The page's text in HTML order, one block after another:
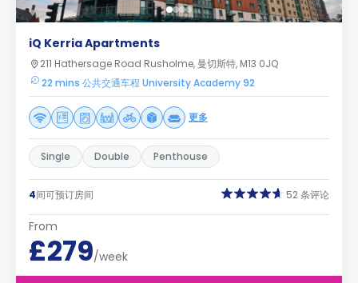
iQ Kerria Apartments
211 Hathersage Road Rusholme, 曼切斯特, M13 0JQ
22 mins 公共交通车程 University Academy 92
更多
Single Double Penthouse
4间可预订房间 52 条评论
From
£279/week